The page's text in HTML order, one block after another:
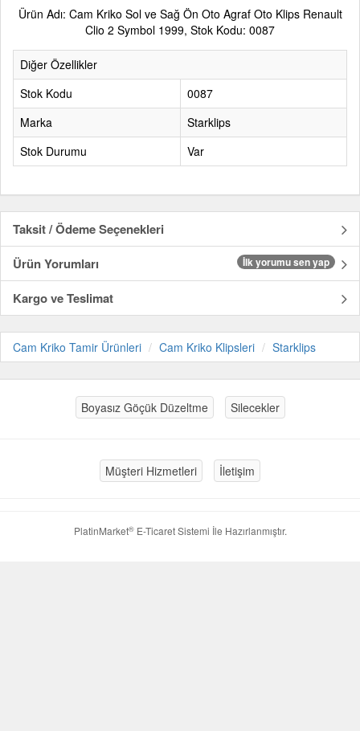
Ürün Adı: Cam Kriko Sol ve Sağ Ön Oto Agraf Oto Klips Renault
Clio 2 Symbol 1999, Stok Kodu: 0087
Diğer Özellikler
Stok Kodu
0087
Marka
Starklips
Stok Durumu
Var
Taksit / Ödeme Seçenekleri
Ürün Yorumları
İlk yorumu sen yap
Kargo ve Teslimat
Cam Kriko Tamir Ürünleri Cam Kriko Klipsleri Starklips
Boyasız Göçük Düzeltme Silecekler
Müşteri Hizmetleri İletişim
PlatinMarket®E-Ticaret Sistemi İle Hazırlanmıştır.